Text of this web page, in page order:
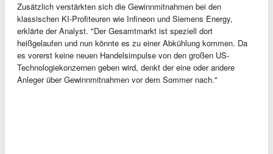
Zusätzlich verstärkten sich die Gewinnmitnahmen bei den
klassischen KI-Profiteuren wie Infineon und Siemens Energy,
erklärte der Analyst. "Der Gesamtmarkt ist speziell dort
heißgelaufen und nun könnte es zu einer Abkühlung kommen. Da
es vorerst keine neuen Handelsimpulse von den großen US-
Technologiekonzernen geben wird, denkt der eine oder andere
Anleger über Gewinnmitnahmen vor dem Sommer nach."